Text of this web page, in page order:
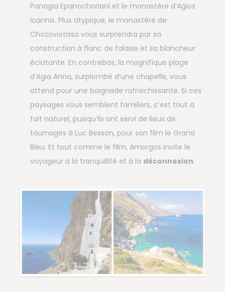
Panagia Epanochoriani et le monastère d’Agios
Ioannis. Plus atypique, le monastère de
Chozoviotissa vous surprendra par sa
construction à flanc de falaise et sa blancheur
éclatante. En contrebas, la magnifique plage
d’Agia Anna, surplombé d’une chapelle, vous
attend pour une baignade rafraichissante. Si ces
paysages vous semblent familiers, c’est tout à
fait naturel, puisqu’ils ont servi de lieux de
tournages à Luc Besson, pour son film le Grand
Bleu. Et tout comme le film, Amorgos invite le
voyageur à la tranquillité et à la déconnexion.